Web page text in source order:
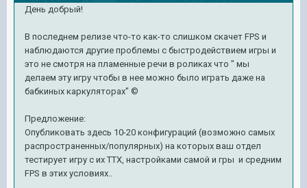
День добрый!
В последнем релизе что-то как-то слишком скачет FPS и
наблюдаются другие проблемы с быстродействием игры и
это не смотря на пламенные речи в роликах что " мы
делаем эту игру чтобы в нее можно было играть даже на
бабкиных каркуляторах" ©
Предложение:
Опубликовать здесь 10-20 конфигураций (возможно самых
распространенных/популярных) на которых ваш отдел
тестирует игру с их ТТХ, настройками самой и гры и средним
FPS в этих условиях..